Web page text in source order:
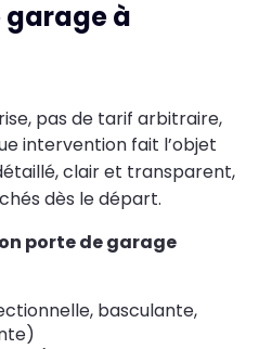
garage à
pas de tarif arbitraire,
intervention fait l’objet
clair et transparent,
dès le départ.
porte de garage
basculante,